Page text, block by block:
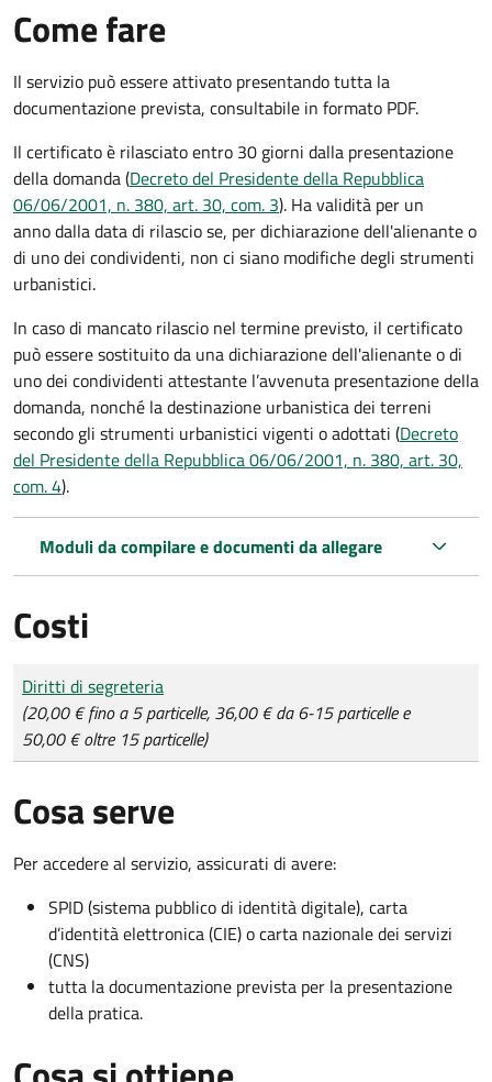
Come fare
Il servizio può essere attivato presentando tutta la
documentazione prevista, consultabile in formato PDF.
Il certificato è rilasciato entro 30 giorni dalla presentazione
della domanda (Decreto del Presidente della Repubblica
06/06/2001, n. 380, art. 30, com. 3). Ha validità per un
anno dalla data di rilascio se, per dichiarazione dell'alienante o
di uno dei condividenti, non ci siano modifiche degli strumenti
urbanistici.
In caso di mancato rilascio nel termine previsto, il certificato
può essere sostituito da una dichiarazione dell'alienante o di
uno dei condividenti attestante l’avvenuta presentazione della
domanda, nonché la destinazione urbanistica dei terreni
secondo gli strumenti urbanistici vigenti o adottati (Decreto
del Presidente della Repubblica 06/06/2001, n. 380, art. 30,
com. 4).
Moduli da compilare e documenti da allegare
Costi
Tipo di pagamento
Importo
Diritti di segreteria
(20,00 € fino a 5 particelle, 36,00 € da 6-15 particelle e
50,00 € oltre 15 particelle)
Cosa serve
Per accedere al servizio, assicurati di avere:
SPID (sistema pubblico di identità digitale), carta
d’identità elettronica (CIE) o carta nazionale dei servizi
(CNS)
tutta la documentazione prevista per la presentazione
della pratica.